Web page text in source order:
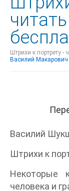
Штрихи к портрету -
Василий Макарович
Василий
Штрихи к
Некоторые
человека и